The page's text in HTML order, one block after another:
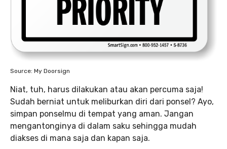
Source: My Doorsign
Niat, tuh, harus dilakukan atau akan percuma saja!
Sudah berniat untuk meliburkan diri dari ponsel? Ayo,
simpan ponselmu di tempat yang aman. Jangan
mengantonginya di dalam saku sehingga mudah
diakses di mana saja dan kapan saja.